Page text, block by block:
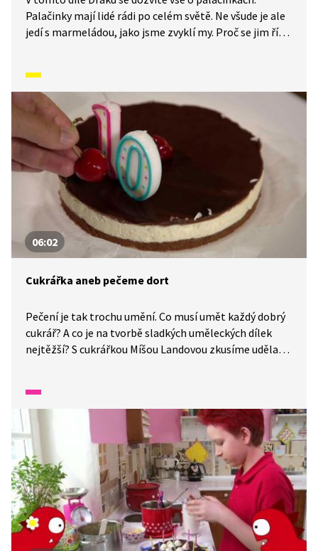
Palačinky mají lidé rádi po celém světě. Ne všude je ale
jedí s marmeládou, jako jsme zvyklí my. Proč se jim říká
na tento originální recept a přípravu.
06:02
Cukrářka aneb pečeme dort
Pečení je tak trochu umění. Co musí umět každý dobrý
cukrář? A co je na tvorbě sladkých uměleckých dílek
nejtěžší? S cukrářkou Míšou Landovou zkusíme udělat